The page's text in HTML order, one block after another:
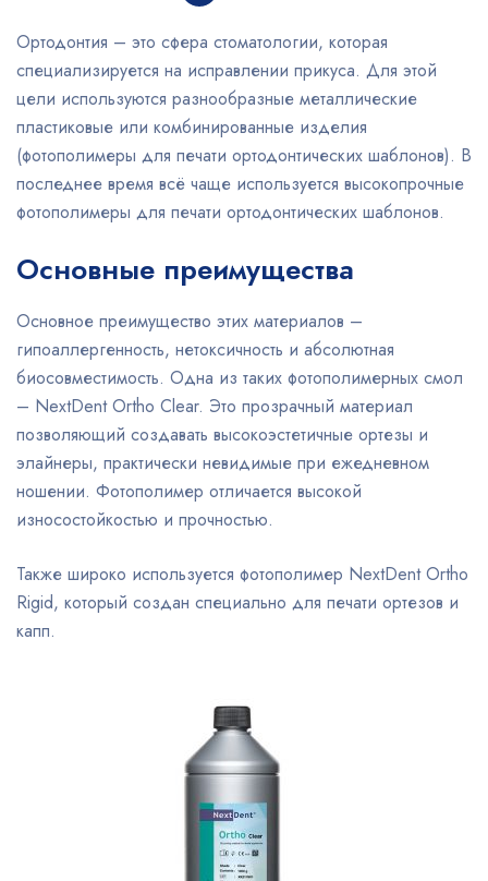
Ортодонтия – это сфера стоматологии, которая
специализируется на исправлении прикуса. Для этой
цели используются разнообразные металлические
пластиковые или комбинированные изделия
(фотополимеры для печати ортодонтических шаблонов). В
последнее время всё чаще используется высокопрочные
фотополимеры для печати ортодонтических шаблонов.
Основные преимущества
Основное преимущество этих материалов –
гипоаллергенность, нетоксичность и абсолютная
биосовместимость. Одна из таких фотополимерных смол
– NextDent Оrthо Clear. Это прозрачный материал
позволяющий создавать высокоэстетичные ортезы и
элайнеры, практически невидимые при ежедневном
ношении. Фотополимер отличается высокой
износостойкостью и прочностью.
Также широко используется фотополимер NextDent Ortho
Rigid, который создан специально для печати ортезов и
капп.